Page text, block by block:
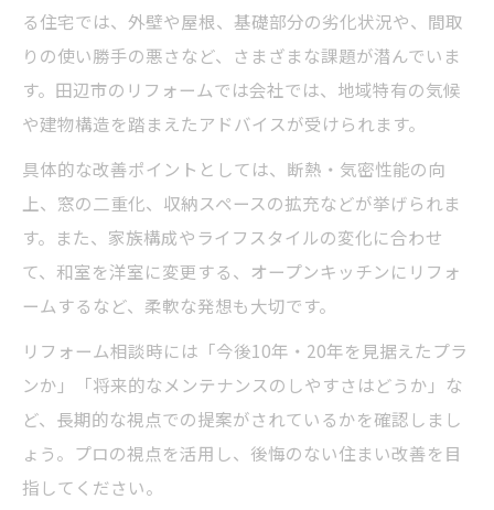
る住宅では、外壁や屋根、基礎部分の劣化状況や、間取
りの使い勝手の悪さなど、さまざまな課題が潜んでいま
す。田辺市のリフォームでは会社では、地域特有の気候
や建物構造を踏まえたアドバイスが受けられます。
具体的な改善ポイントとしては、断熱・気密性能の向
上、窓の二重化、収納スペースの拡充などが挙げられま
す。また、家族構成やライフスタイルの変化に合わせ
て、和室を洋室に変更する、オープンキッチンにリフォ
ームするなど、柔軟な発想も大切です。
リフォーム相談時には「今後10年・20年を見据えたプラ
ンか」「将来的なメンテナンスのしやすさはどうか」な
ど、長期的な視点での提案がされているかを確認しまし
ょう。プロの視点を活用し、後悔のない住まい改善を目
指してください。